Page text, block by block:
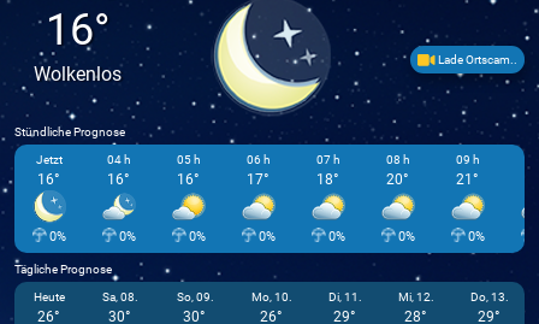
16°
Wolkenlos
Lade Ortscam..
Stündliche Prognose
Jetzt
16°
0%
04 h
16°
0%
05 h
16°
0%
06 h
17°
0%
07 h
18°
0%
08 h
20°
0%
09 h
21°
0%
Tägliche Prognose
Heute
26°
Sa, 08.
30°
So, 09.
30°
Mo, 10.
26°
Di, 11.
29°
Mi, 12.
28°
Do, 13.
29°